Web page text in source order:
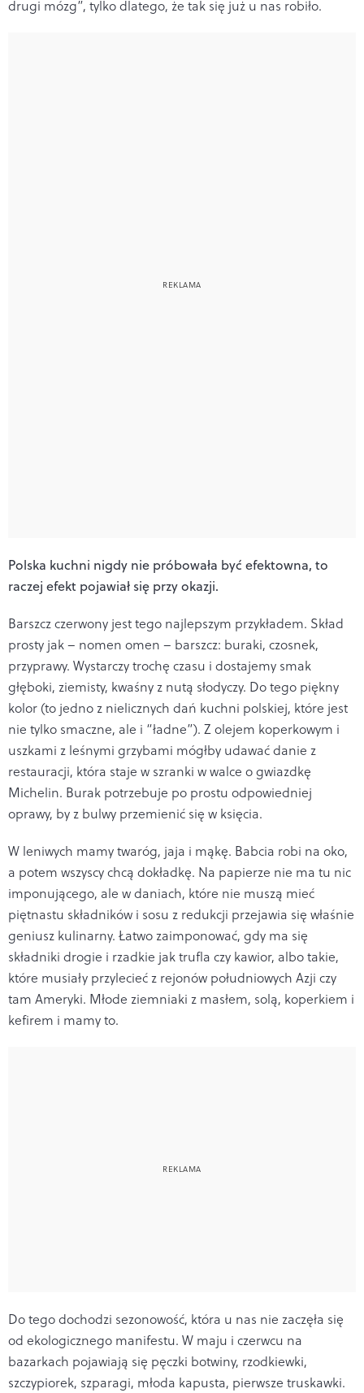
drugi mózg”, tylko dlatego, że tak się już u nas robiło.
Polska kuchni nigdy nie próbowała być efektowna, to
raczej efekt pojawiał się przy okazji.
Barszcz czerwony jest tego najlepszym przykładem. Skład
prosty jak – nomen omen – barszcz: buraki, czosnek,
przyprawy. Wystarczy trochę czasu i dostajemy smak
głęboki, ziemisty, kwaśny z nutą słodyczy. Do tego piękny
kolor (to jedno z nielicznych dań kuchni polskiej, które jest
nie tylko smaczne, ale i “ładne”). Z olejem koperkowym i
uszkami z leśnymi grzybami mógłby udawać danie z
restauracji, która staje w szranki w walce o gwiazdkę
Michelin. Burak potrzebuje po prostu odpowiedniej
oprawy, by z bulwy przemienić się w księcia.
W leniwych mamy twaróg, jaja i mąkę. Babcia robi na oko,
a potem wszyscy chcą dokładkę. Na papierze nie ma tu nic
imponującego, ale w daniach, które nie muszą mieć
piętnastu składników i sosu z redukcji przejawia się właśnie
geniusz kulinarny. Łatwo zaimponować, gdy ma się
składniki drogie i rzadkie jak trufla czy kawior, albo takie,
które musiały przylecieć z rejonów południowych Azji czy
tam Ameryki. Młode ziemniaki z masłem, solą, koperkiem i
kefirem i mamy to.
Do tego dochodzi sezonowość, która u nas nie zaczęła się
od ekologicznego manifestu. W maju i czerwcu na
bazarkach pojawiają się pęczki botwiny, rzodkiewki,
szczypiorek, szparagi, młoda kapusta, pierwsze truskawki.